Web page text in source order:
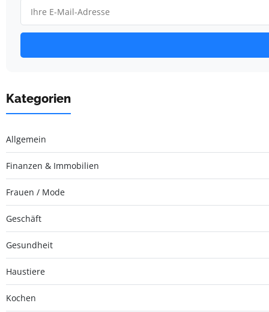
Kategorien
Allgemein
Finanzen & Immobilien
Frauen / Mode
Geschäft
Gesundheit
Haustiere
Kochen